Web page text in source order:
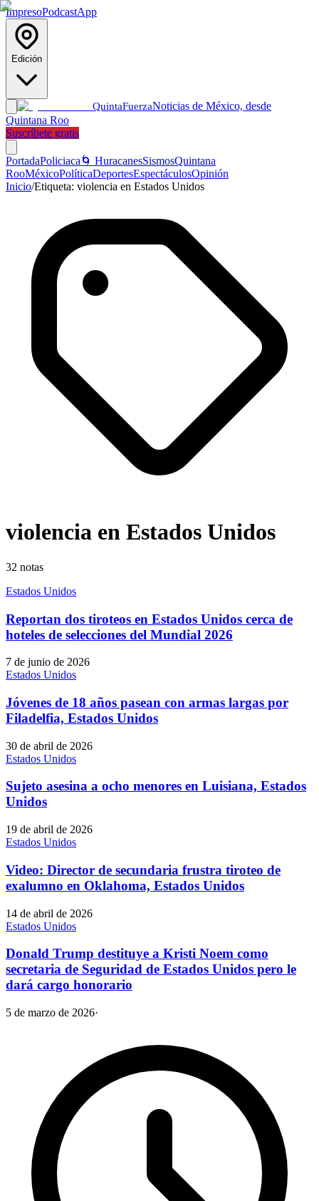
ImpresoPodcastApp
Edición
QuintaFuerzaNoticias de México, desde
Quintana Roo
Suscríbete gratis
PortadaPoliciaca 🌀 HuracanesSismosQuintana
RooMéxicoPolíticaDeportesEspectáculosOpinión
Inicio/Etiqueta: violencia en Estados Unidos
violencia en Estados Unidos
32 notas
Estados Unidos
Reportan dos tiroteos en Estados Unidos cerca de
hoteles de selecciones del Mundial 2026
7 de junio de 2026
Estados Unidos
Jóvenes de 18 años pasean con armas largas por
Filadelfia, Estados Unidos
30 de abril de 2026
Estados Unidos
Sujeto asesina a ocho menores en Luisiana, Estados
Unidos
19 de abril de 2026
Estados Unidos
Video: Director de secundaria frustra tiroteo de
exalumno en Oklahoma, Estados Unidos
14 de abril de 2026
Estados Unidos
Donald Trump destituye a Kristi Noem como
secretaria de Seguridad de Estados Unidos pero le
dará cargo honorario
5 de marzo de 2026·